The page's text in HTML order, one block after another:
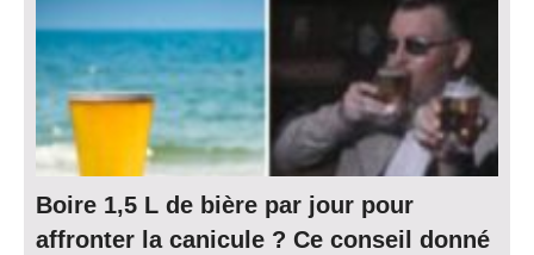
Boire 1,5 L de bière par jour pour
affronter la canicule ? Ce conseil donné